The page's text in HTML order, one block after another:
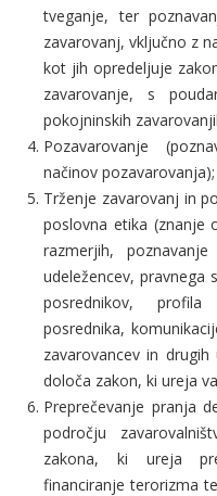
tveganje, ter
zavarovanj, vključno z
kot jih opredeljuje
zavarovanje, s
pokojninskih
Pozavarovanje
načinov pozavarovanja);
Trženje zavarovanj in
poslovna etika (znanje
razmerjih,
udeležencev, pravnega
posrednikov,
posrednika,
zavarovancev in
določa zakon, ki ureja
Preprečevanje pranja
področju
zakona, ki ureja
financiranje terorizma